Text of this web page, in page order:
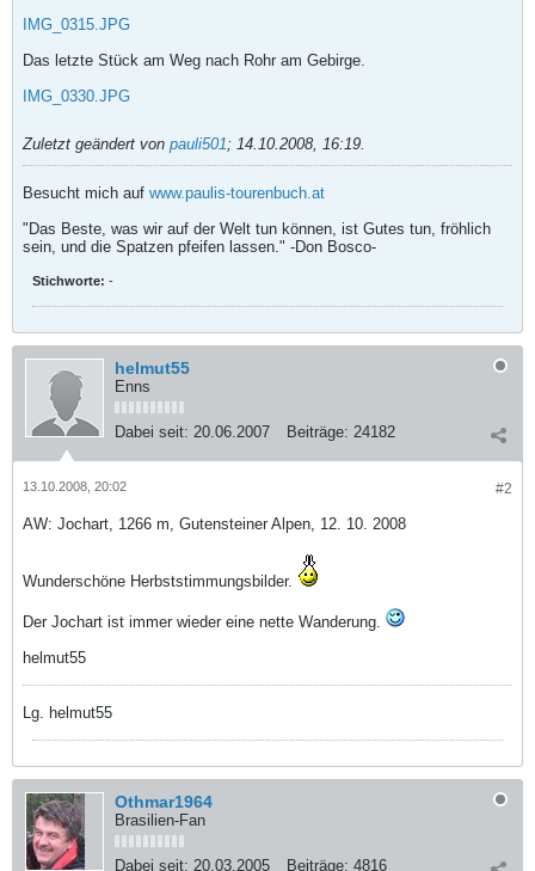
IMG_0315.JPG
Das letzte Stück am Weg nach Rohr am Gebirge.
IMG_0330.JPG
Zuletzt geändert von pauli501; 14.10.2008, 16:19.
Besucht mich auf www.paulis-tourenbuch.at
"Das Beste, was wir auf der Welt tun können, ist Gutes tun, fröhlich
sein, und die Spatzen pfeifen lassen." -Don Bosco-
Stichworte: -
helmut55
Enns
Dabei seit: 20.06.2007 Beiträge: 24182
#2
13.10.2008, 20:02
AW: Jochart, 1266 m, Gutensteiner Alpen, 12. 10. 2008
Wunderschöne Herbststimmungsbilder.
Der Jochart ist immer wieder eine nette Wanderung.
helmut55
Lg. helmut55
Othmar1964
Brasilien-Fan
Dabei seit: 20.03.2005 Beiträge: 4816